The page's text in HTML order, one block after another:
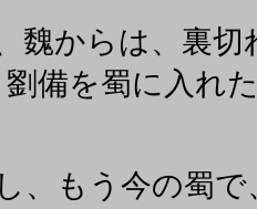
魏からは、裏
劉備を蜀に入れ
、もう今の蜀